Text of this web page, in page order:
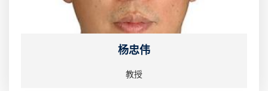
杨忠伟
教授